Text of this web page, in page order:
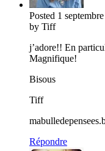
Posted 1
by Tiff
j’adore!! En
Magnifique!
Bisous
Tiff
Répondre